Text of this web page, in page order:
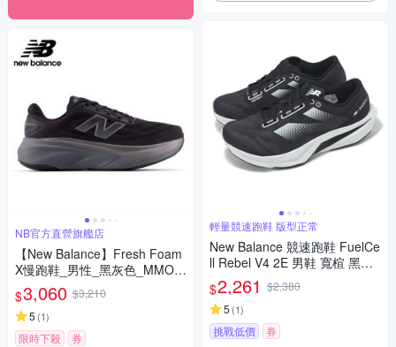
NB官方直營旗艦店
【New Balance】Fresh Foam
X慢跑鞋_男性_黑灰色_MMOR
LA6-2E楦
$3,060 $3,210
5 (1)
限時下殺 券
輕量競速跑鞋 版型正常
New Balance 競速跑鞋 FuelCe
ll Rebel V4 2E 男鞋 寬楦 黑灰
輕量 緩衝 回彈 運動鞋 NB MF
CXCS4-2E
$2,261 $2,380
5 (1)
挑戰低價 券